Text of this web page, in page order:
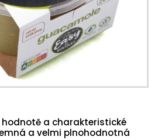
hodnotě a charakteristické
a velmi plnohodnotná